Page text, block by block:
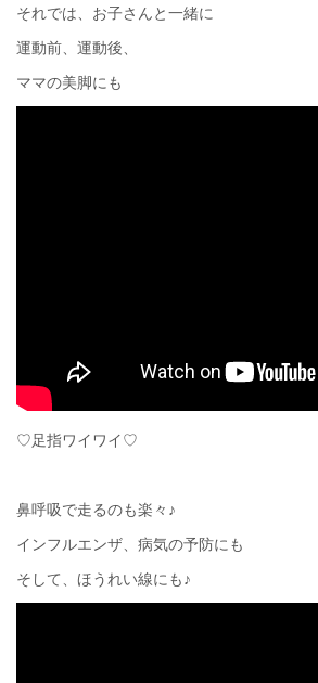
それでは、お子さんと一緒に
運動前、運動後、
ママの美脚にも
♡足指ワイワイ♡
鼻呼吸で走るのも楽々♪
インフルエンザ、病気の予防にも
そして、ほうれい線にも♪